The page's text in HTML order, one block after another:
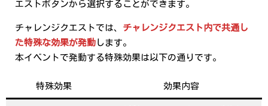
エストボタンから選択することができます。
チャレンジクエストでは、 チャレンジクエスト内で共通し
た特殊な効果が発動 します。
本イベントで発動する特殊効果は以下の通りです。
特殊効果 効果内容